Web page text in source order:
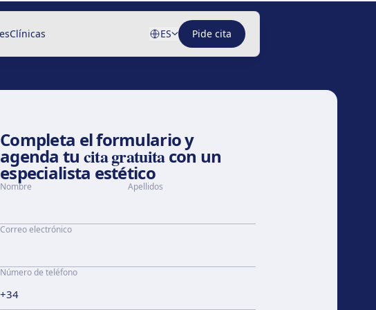
Clínicas ES Pide cita
Completa el formulario y
agenda tu cita gratuitacon un
especialista estético
Nombre Apellidos
Correo electrónico
Número de teléfono